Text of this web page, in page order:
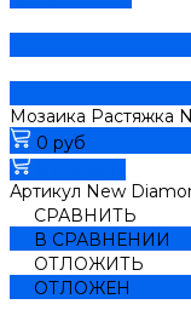
Мозаика Растяжка
0 руб
Артикул New
СРАВНИТЬ
В СРАВНЕНИИ
ОТЛОЖИТЬ
ОТЛОЖЕН